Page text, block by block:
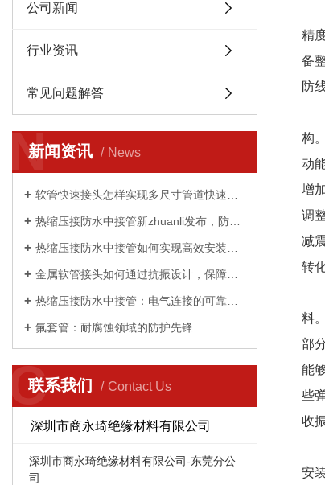
公司新闻
行业资讯
常见问题解答
新闻资讯 News
N
软管快速接头怎样实现多尺寸管道快速适配？
热缩压接防水中接管新zhuanli发布，防水性能提升 50%
热缩压接防水中接管如何实现高效安装与持久防护？
金属软管接头如何通过抗振设计，保障工业设备稳定运行
热缩压接防水中接管：电气连接的可靠守护者
氟套管：耐腐蚀领域的防护先锋
联系我们 Contact Us
C
深圳市商永琦绝缘材料有限公司
深圳市商永琦绝缘材料有限公司-东莞分公
司
精
备
防
构
动
增
调
减
转
料
部
能
些
收
安